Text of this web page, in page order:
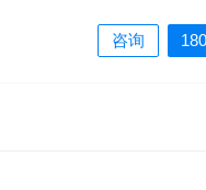
咨询